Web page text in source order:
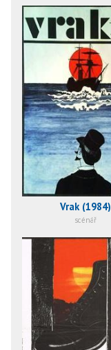
Vrak (1984)
scénář